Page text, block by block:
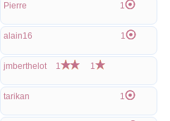
Pierre 1
alain16 1
jmberthelot 1 1
tarikan 1